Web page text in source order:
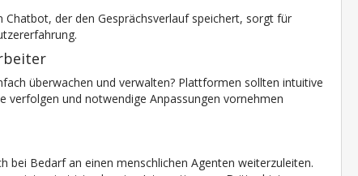
der den Gesprächsverlauf speichert, sorgt für
überwachen und verwalten? Plattformen sollten intuitive
verfolgen und notwendige Anpassungen vornehmen
bei Bedarf an einen menschlichen Agenten weiterzuleiten.